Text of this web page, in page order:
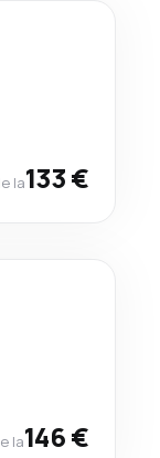
la133 €
la146 €